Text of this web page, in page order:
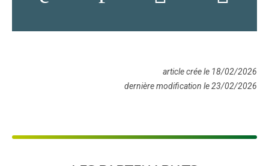
article crée le 18/02/2026
dernière modification le 23/02/2026